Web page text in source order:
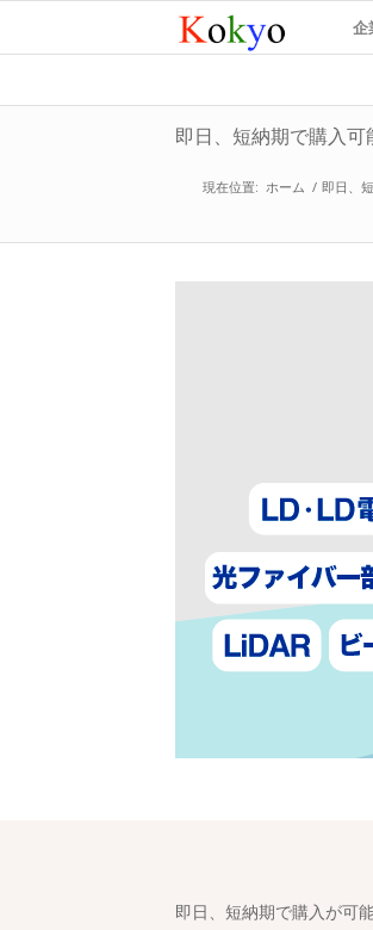
企
即日、短納期で購入可
現在位置: ホーム / 即日、
即日、短納期で購入が可